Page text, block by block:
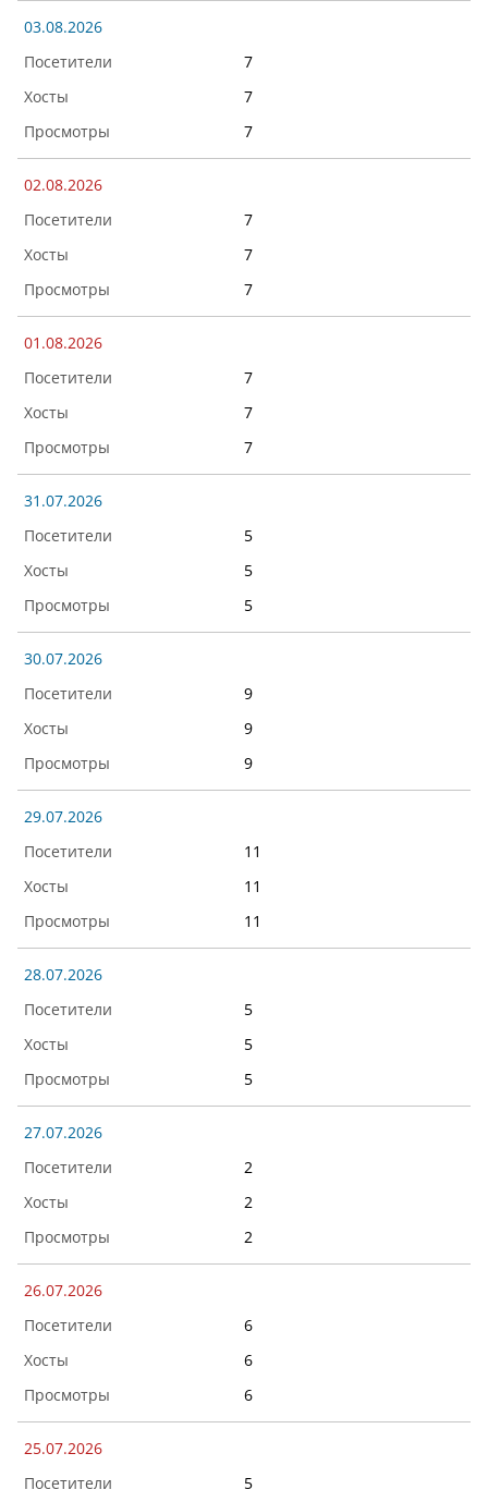
03.08.2026
7
7
7
02.08.2026
7
7
7
01.08.2026
7
7
7
31.07.2026
5
5
5
30.07.2026
9
9
9
29.07.2026
11
11
11
28.07.2026
5
5
5
27.07.2026
2
2
2
26.07.2026
6
6
6
25.07.2026
5